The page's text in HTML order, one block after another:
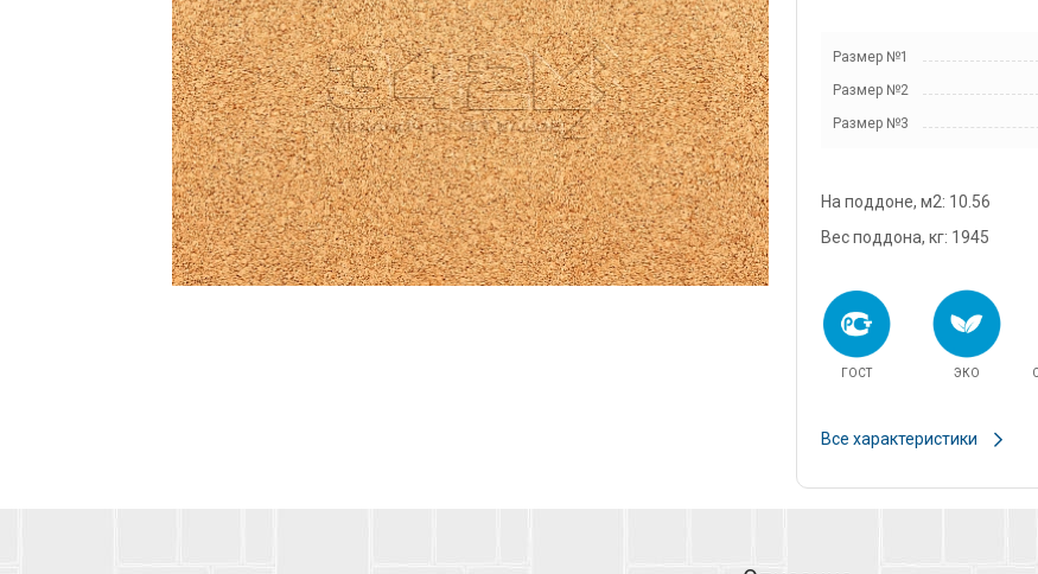
г.
Размер №1
Размер №2
Размер №3
На поддоне, м2: 10.56
Вес поддона, кг: 1945
ГОСТ ЭКО
Все характеристики